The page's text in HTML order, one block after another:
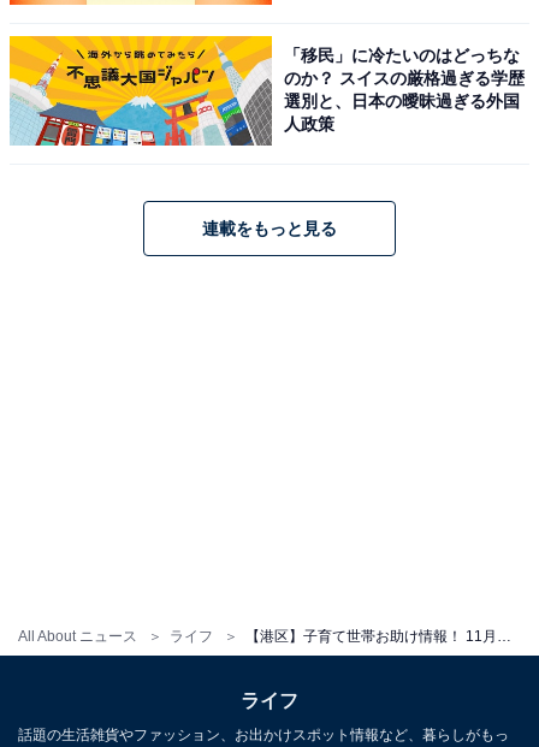
All About ニュース ライフ
「移民」に冷たいのはどっちな
のか？ スイスの厳格過ぎる学歴
選別と、日本の曖昧過ぎる外国
人政策
連載をもっと見る
ライフ
話題の生活雑貨やファッション、お出かけスポット情報など、暮らしがもっ